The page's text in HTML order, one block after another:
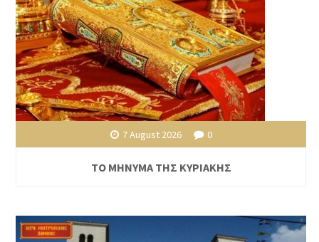
7 August 2026 0
ΤΟ ΜΗΝΥΜΑ ΤΗΣ ΚΥΡΙΑΚΗΣ